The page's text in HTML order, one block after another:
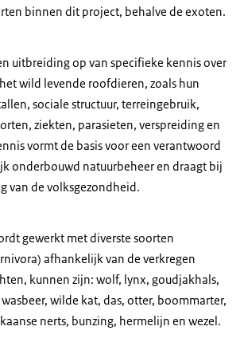
binnen dit project, behalve de exoten.
uitbreiding op van specifieke kennis over
wild levende roofdieren, zoals hun
sociale structuur, terreingebruik,
ziekten, parasieten, verspreiding en
vormt de basis voor een verantwoord
onderbouwd natuurbeheer en draagt bij
van de volksgezondheid.
gewerkt met diverste soorten
afhankelijk van de verkregen
kunnen zijn: wolf, lynx, goudjakhals,
wilde kat, das, otter, boommarter,
nerts, bunzing, hermelijn en wezel.